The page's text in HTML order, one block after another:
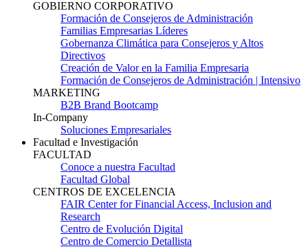
GOBIERNO CORPORATIVO
Formación de Consejeros de Administración
Familias Empresarias Líderes
Gobernanza Climática para Consejeros y Altos
Directivos
Creación de Valor en la Familia Empresaria
Formación de Consejeros de Administración | Intensivo
MARKETING
B2B Brand Bootcamp
In-Company
Soluciones Empresariales
Facultad e Investigación
FACULTAD
Conoce a nuestra Facultad
Facultad Global
CENTROS DE EXCELENCIA
FAIR Center for Financial Access, Inclusion and
Research
Centro de Evolución Digital
Centro de Comercio Detallista